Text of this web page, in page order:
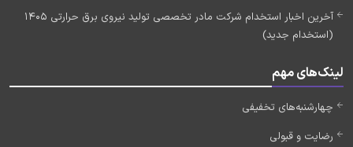
آخرین اخبار استخدام شرکت مادر تخصصی تولید نیروی برق حرارتی 1405
(استخدام جدید)
لینک‌های مهم
چهارشنبه‌های تخفیفی
رضایت و قبولی